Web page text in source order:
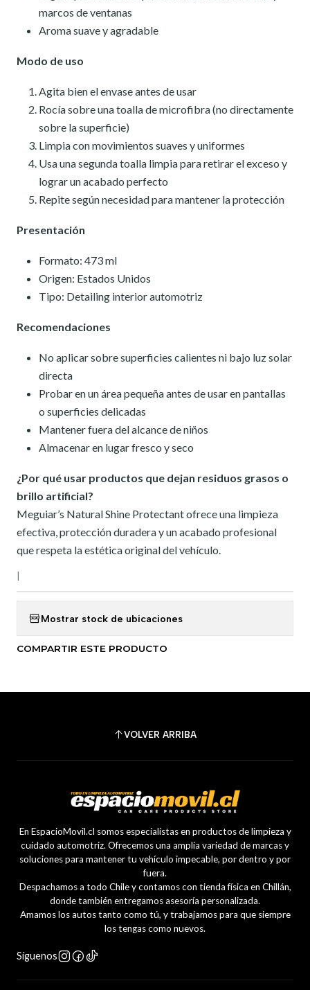
marcos de ventanas
Aroma suave y agradable
Modo de uso
Agita bien el envase antes de usar
Rocía sobre una toalla de microfibra (no directamente
sobre la superficie)
Limpia con movimientos suaves y uniformes
Usa una segunda toalla limpia para retirar el exceso y
lograr un acabado perfecto
Repite según necesidad para mantener la protección
Presentación
Formato: 473 ml
Origen: Estados Unidos
Tipo: Detailing interior automotriz
Recomendaciones
No aplicar sobre superficies calientes ni bajo luz solar
directa
Probar en un área pequeña antes de usar en pantallas
o superficies delicadas
Mantener fuera del alcance de niños
Almacenar en lugar fresco y seco
¿Por qué usar productos que dejan residuos grasos o
brillo artificial?
Meguiar’s Natural Shine Protectant ofrece una limpieza
efectiva, protección duradera y un acabado profesional
que respeta la estética original del vehículo.
Mostrar stock de ubicaciones
COMPARTIR ESTE PRODUCTO
VOLVER ARRIBA
En EspacioMovil.cl somos especialistas en productos de limpieza y
cuidado automotriz. Ofrecemos una amplia variedad de marcas y
soluciones para mantener tu vehículo impecable, por dentro y por
fuera.
Despachamos a todo Chile y contamos con tienda física en Chillán,
donde también entregamos asesoría personalizada.
Amamos los autos tanto como tú, y trabajamos para que siempre
los tengas como nuevos.
Síguenos